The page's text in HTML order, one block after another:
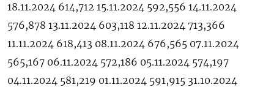
18.11.2024 614,712 15.11.2024 592,556 14.11.2024
576,878 13.11.2024 603,118 12.11.2024 713,366
11.11.2024 618,413 08.11.2024 676,565 07.11.2024
565,167 06.11.2024 572,186 05.11.2024 574,197
04.11.2024 581,219 01.11.2024 591,915 31.10.2024